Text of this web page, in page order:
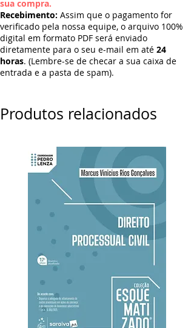
sua compra.
Recebimento: Assim que o pagamento for
verificado pela nossa equipe, o arquivo 100%
digital em formato PDF será enviado
diretamente para o seu e-mail em até 24
horas. (Lembre-se de checar a sua caixa de
entrada e a pasta de spam).
Produtos relacionados